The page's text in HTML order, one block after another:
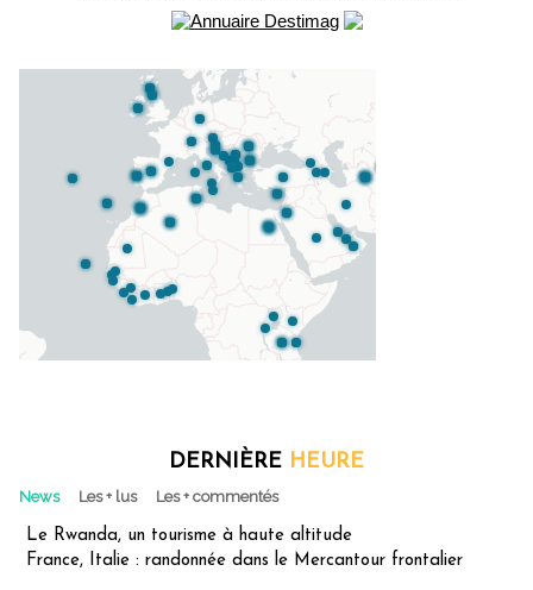
DERNIÈRE HEURE
News Les + lus Les + commentés
Le Rwanda, un tourisme à haute altitude
France, Italie : randonnée dans le Mercantour frontalier